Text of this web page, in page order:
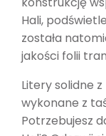
Hali,
została
jakości folii
Litery solidne
wykonane z
Potrzebujesz